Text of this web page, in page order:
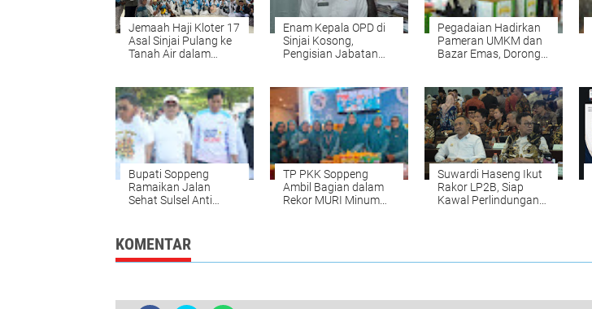
Jemaah Haji Kloter 17
Asal Sinjai Pulang ke
Tanah Air dalam
Enam Kepala OPD di
Sinjai Kosong,
Pengisian Jabatan
Pegadaian Hadirkan
Pameran UMKM dan
Bazar Emas, Dorong
Bupati Soppeng
Ramaikan Jalan
Sehat Sulsel Anti
TP PKK Soppeng
Ambil Bagian dalam
Rekor MURI Minum
Suwardi Haseng Ikut
Rakor LP2B, Siap
Kawal Perlindungan
KOMENTAR